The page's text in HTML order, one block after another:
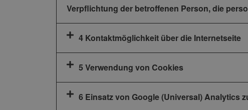
Verpflichtung der betroffenen Person, die
4 Kontaktmöglichkeit über die Internetseite
5 Verwendung von Cookies
6 Einsatz von Google (Universal) Analytics